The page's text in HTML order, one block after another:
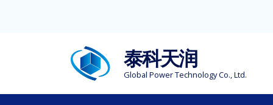
泰科天润
Global Power Technology Co., Ltd.